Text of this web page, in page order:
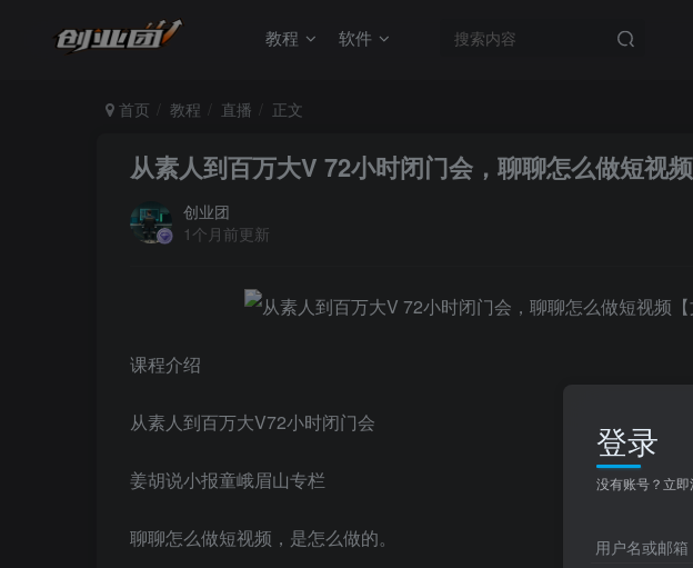
教程 软件
首页 教程 直播 正文
从素人到百万大V 72小时闭门会，聊聊怎么做短视
创业团
1个月前更新
课程介绍
从素人到百万大V72小时闭门会
姜胡说小报童峨眉山专栏
聊聊怎么做短视频，是怎么做的。
登录
没有账号？立即
用户名或邮箱